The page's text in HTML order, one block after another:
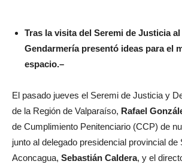
Tras la visita del Seremi de Justicia
Gendarmería presentó ideas para el
espacio.–
El pasado jueves el Seremi de Justicia y
de la Región de Valparaíso, Rafael
de Cumplimiento Penitenciario (CCP) de
junto al delegado presidencial provincial de
Aconcagua, Sebastián Caldera, y el